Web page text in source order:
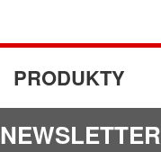
PRODUKTY
NEWSLETTER